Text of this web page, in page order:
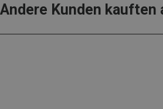
Andere Kunden kauften